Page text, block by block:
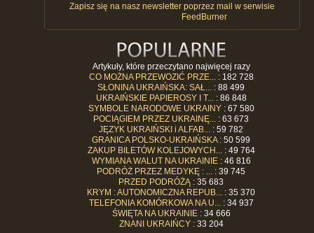
Zapisz się na nasz newsletter poprzez mail w serwisie
FeedBurner
Artykuły, które przeczytano najwięcej razy
CO MOŻNA PRZEWOZIĆ PRZE...
: 182 728
SŁONINA UKRAIŃSKA: SAŁ...
: 88 499
UKRAIŃSKIE PAPIEROSY I T...
: 86 848
SYMBOLE NARODOWE UKRAINY: 67 580
POCIĄGIEM PRZEZ UKRAINĘ...
: 63 673
JĘZYK UKRAIŃSKI i ALFAB...
: 59 782
GRANICA POLSKO-UKRAIŃSKA: 50 599
ZAKUP BILETÓW KOLEJOWYCH...
: 49 764
WYMIANA WALUT NA UKRAINIE: 46 816
PODRÓŻ PRZEZ MEDYKĘ : ...
: 39 745
PRZED PODRÓŻĄ : 35 683
KRYM : AUTONOMICZNA REPUB...
: 35 370
TELEFONIA KOMÓRKOWA NA U...
: 34 937
ŚWIĘTA NA UKRAINIE: 34 666
ZNANI UKRAIŃCY: 33 204